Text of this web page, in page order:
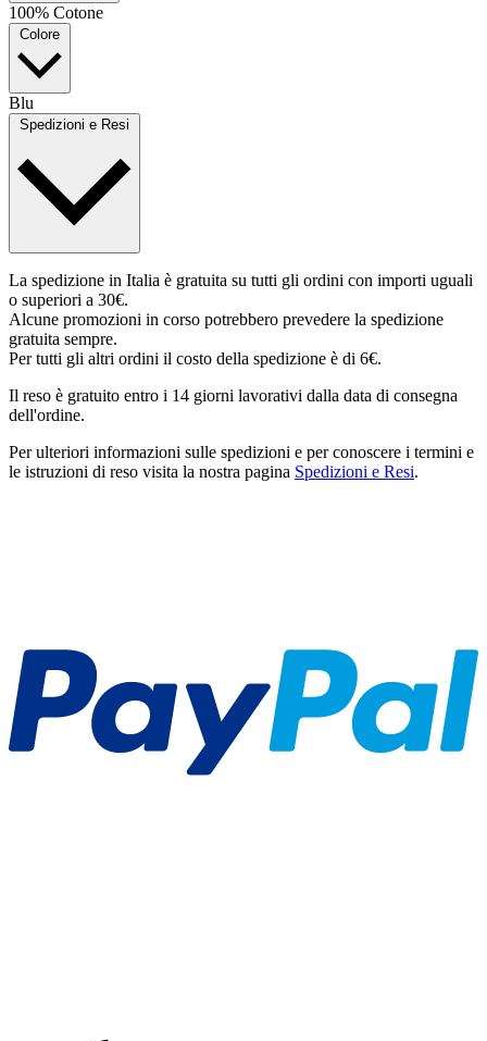
100% Cotone
Colore
Blu
Spedizioni e Resi
La spedizione in Italia è gratuita su tutti gli ordini con importi uguali
o superiori a 30€.
Alcune promozioni in corso potrebbero prevedere la spedizione
gratuita sempre.
Per tutti gli altri ordini il costo della spedizione è di 6€.
Il reso è gratuito entro i 14 giorni lavorativi dalla data di consegna
dell'ordine.
Per ulteriori informazioni sulle spedizioni e per conoscere i termini e
le istruzioni di reso visita la nostra pagina Spedizioni e Resi.